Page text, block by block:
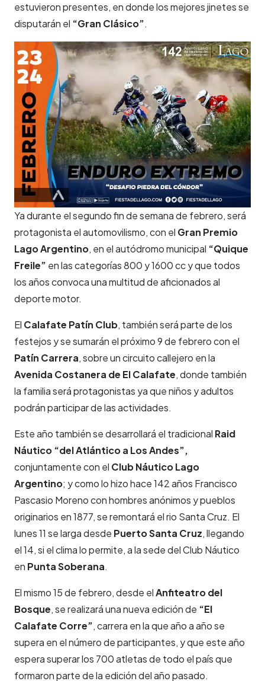
estuvieron presentes, en donde los mejores jinetes se
disputarán el “Gran Clásico”.
Ya durante el segundo fin de semana de febrero, será
protagonista el automovilismo, con el Gran Premio
Lago Argentino, en el autódromo municipal “Quique
Freile” en las categorías 800 y 1600 cc y que todos
los años convoca una multitud de aficionados al
deporte motor.
El Calafate Patín Club, también será parte de los
festejos y se sumarán el próximo 9 de febrero con el
Patín Carrera, sobre un circuito callejero en la
Avenida Costanera de El Calafate, donde también
la familia será protagonistas ya que niños y adultos
podrán participar de las actividades.
Este año también se desarrollará el tradicional Raid
Náutico “del Atlántico a Los Andes”,
conjuntamente con el Club Náutico Lago
Argentino; y como lo hizo hace 142 años Francisco
Pascasio Moreno con hombres anónimos y pueblos
originarios en 1877, se remontará el rio Santa Cruz. El
lunes 11 se larga desde Puerto Santa Cruz, llegando
el 14, si el clima lo permite, a la sede del Club Náutico
en Punta Soberana.
El mismo 15 de febrero, desde elAnfiteatro del
Bosque, se realizará una nueva edición de “El
Calafate Corre”, carrera en la que año a año se
supera en el número de participantes, y que este año
espera superar los 700 atletas de todo el país que
formaron parte de la edición del año pasado.